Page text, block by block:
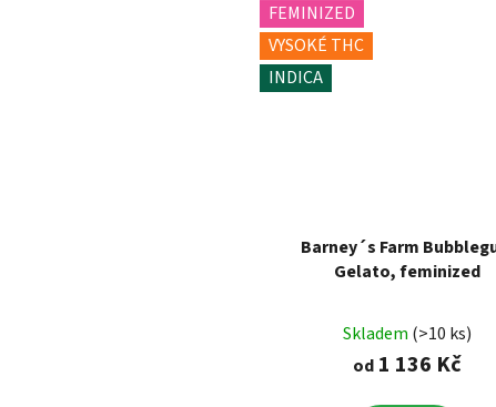
FEMINIZED
VYSOKÉ THC
INDICA
Barney´s Farm
Gelato, feminized
Skladem (>10 ks)
od 1 136 Kč